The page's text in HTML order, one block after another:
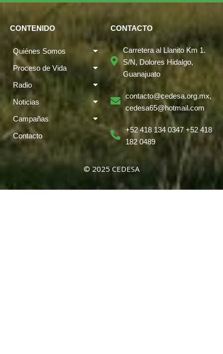
CONTENIDO
Quiénes Somos
Proceso de Vida
Radio
Noticias
Campañas
Contacto
CONTACTO
Carretera al Llanito Km 1.
S/N, Dolores Hidalgo,
Guanajuato
contacto@cedesa.org.mx,
cedesa65@hotmail.com
+52 418 134 0347 +52 418
182 0489
© 2025 CEDESA